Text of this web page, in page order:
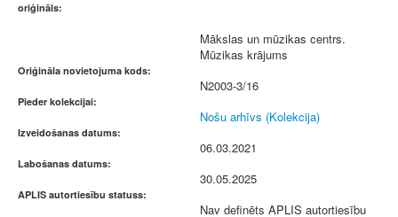
oriģināls:
Mākslas un mūzikas centrs.
Mūzikas krājums
Oriģināla novietojuma kods:
N2003-3/16
Pieder kolekcijai:
Nošu arhīvs (Kolekcija)
Izveidošanas datums:
06.03.2021
Labošanas datums:
30.05.2025
APLIS autortiesību statuss:
Nav definēts APLIS autortiesību